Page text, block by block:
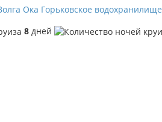
Ока Горьковское водохранилище
8 дней